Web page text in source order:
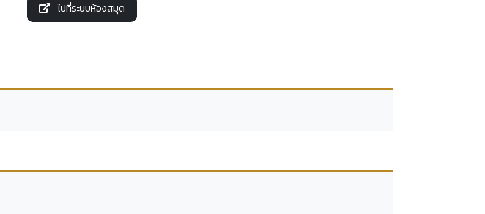
ไปที่ระบบห้องสมุด